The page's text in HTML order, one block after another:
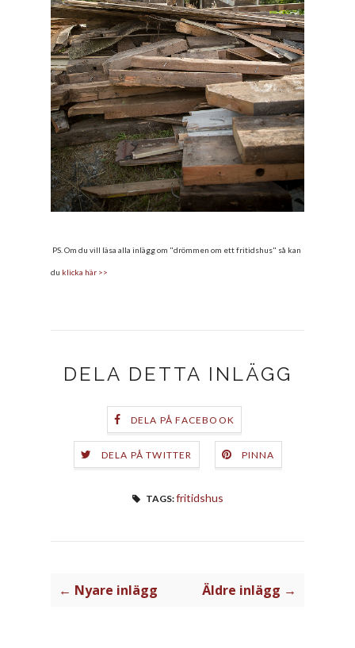
PS. Om du vill läsa alla inlägg om "drömmen om ett fritidshus" så kan
du klicka här >>
DELA DETTA INLÄGG
DELA PÅ FACEBOOK
DELA PÅ TWITTER PINNA
TAGS:fritidshus
← Nyare inlägg Äldre inlägg →